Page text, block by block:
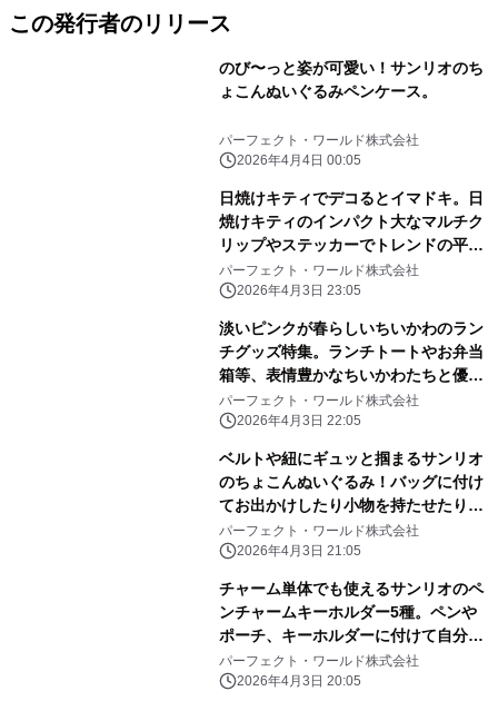
この発行者のリリース
のび〜っと姿が可愛い！サンリオのち
ょこんぬいぐるみペンケース。
パーフェクト・ワールド株式会社
2026年4月4日 00:05
日焼けキティでデコるとイマドキ。日
焼けキティのインパクト大なマルチク
リップやステッカーでトレンドの平成
レトロ感ばっちりです。
パーフェクト・ワールド株式会社
2026年4月3日 23:05
淡いピンクが春らしいちいかわのラン
チグッズ特集。ランチトートやお弁当
箱等、表情豊かなちいかわたちと優し
いピンク色に心和む
パーフェクト・ワールド株式会社
2026年4月3日 22:05
ベルトや紐にギュッと掴まるサンリオ
のちょこんぬいぐるみ！バッグに付け
てお出かけしたり小物を持たせたりと
自由に楽しめる！
パーフェクト・ワールド株式会社
2026年4月3日 21:05
チャーム単体でも使えるサンリオのペ
ンチャームキーホルダー5種。ペンや
ポーチ、キーホルダーに付けて自分だ
けのアレンジしよう
パーフェクト・ワールド株式会社
2026年4月3日 20:05